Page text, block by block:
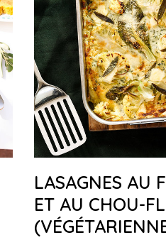
LASAGNES AU
ET AU CHOU-